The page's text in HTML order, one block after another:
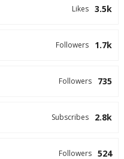
3.5k
Likes
1.7k
Followers
735
Followers
2.8k
Subscribes
524
Followers